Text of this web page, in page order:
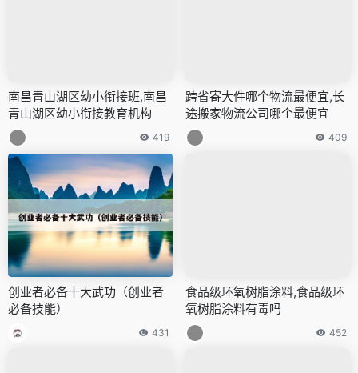
南昌青山湖区幼小衔接班,南昌
青山湖区幼小衔接教育机构
419
跨省寄大件哪个物流最便宜,长
途搬家物流公司哪个最便宜
409
创业者必备十大武功（创业者
必备技能）
431
食品级环氧树脂涂料,食品级环
氧树脂涂料有毒吗
452